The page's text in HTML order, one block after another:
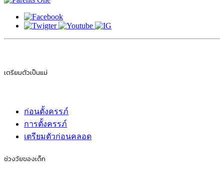
เตรียมตัวเป็นแม่
ก่อนตั้งครรภ์
การตั้งครรภ์
เตรียมตัวก่อนคลอด
ช่วงวัยของเด็ก